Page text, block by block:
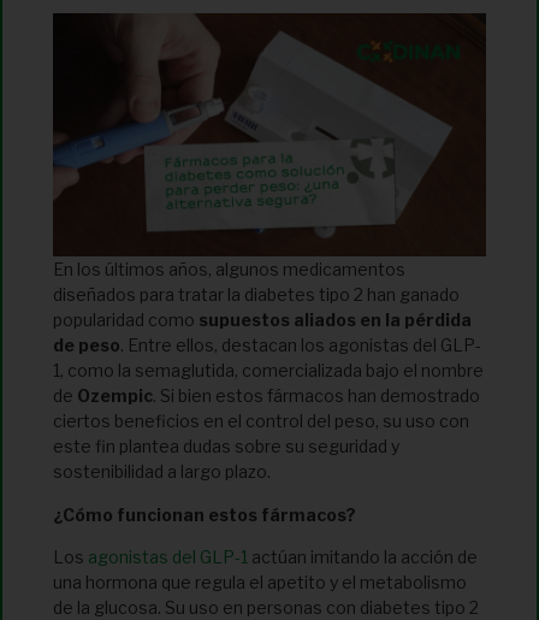
En los últimos años, algunos medicamentos
diseñados para tratar la diabetes tipo 2 han ganado
popularidad como supuestos aliados en la pérdida
de peso. Entre ellos, destacan los agonistas del GLP-
1, como la semaglutida, comercializada bajo el nombre
de Ozempic. Si bien estos fármacos han demostrado
ciertos beneficios en el control del peso, su uso con
este fin plantea dudas sobre su seguridad y
sostenibilidad a largo plazo.
¿Cómo funcionan estos fármacos?
Los agonistas del GLP-1 actúan imitando la acción de
una hormona que regula el apetito y el metabolismo
de la glucosa. Su uso en personas con diabetes tipo 2